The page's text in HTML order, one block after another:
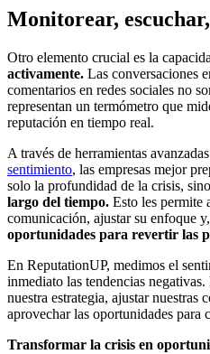
Monitorear,
Otro elemento crucial es la
activamente. Las conversaciones
comentarios en redes sociales no
representan un termómetro que
reputación en tiempo real.
A través de herramientas
sentimiento, las empresas mejor
solo la profundidad de la crisis,
largo del tiempo. Esto les permite
comunicación, ajustar su enfoque
oportunidades para revertir las
En ReputationUP, medimos el
inmediato las tendencias
nuestra estrategia, ajustar nuestras
aprovechar las oportunidades para
Transformar la crisis en